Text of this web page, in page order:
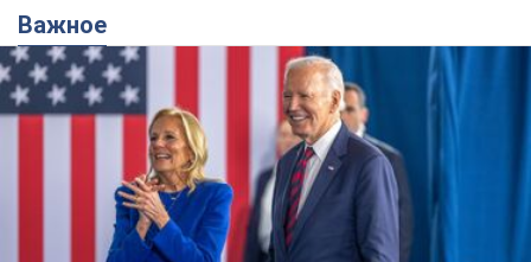
Важное